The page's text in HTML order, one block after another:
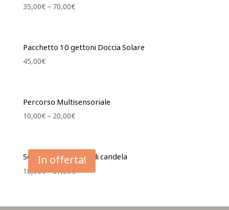
35,00€– 70,00€
Pacchetto 10 gettoni Doccia Solare
45,00€
Percorso Multisensoriale
10,00€– 20,00€
In offerta!
Serata Relax a lume di candela
18,90€–37,80€